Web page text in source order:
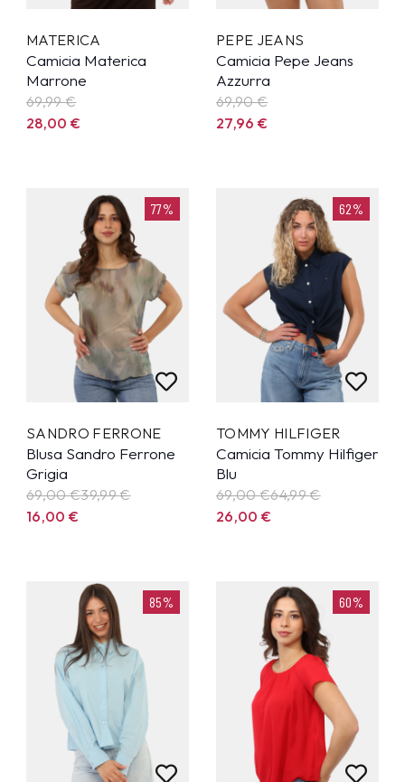
MATERICA
Camicia Materica
Marrone
69,99€
28,00€
PEPE JEANS
Camicia Pepe Jeans
Azzurra
69,90€
27,96€
77%
SANDRO FERRONE
Blusa Sandro Ferrone
Grigia
69,00 €39,99€
16,00€
62%
TOMMY HILFIGER
Camicia Tommy Hilfiger
Blu
69,00 €64,99€
26,00€
85% 60%